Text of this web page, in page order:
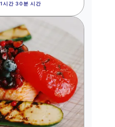
1시간 30분 시간